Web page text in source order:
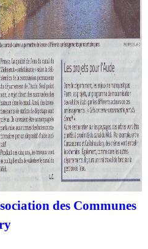
des Communes